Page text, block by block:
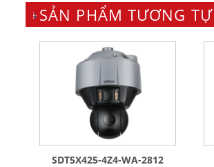
SẢN PHẨM TƯƠNG TỰ
SDT5X425-4Z4-WA-2812